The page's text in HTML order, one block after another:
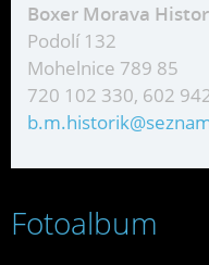
Boxer Morava
Podolí 132
Mohelnice 789 85
720 102 330, 602
Fotoalbum